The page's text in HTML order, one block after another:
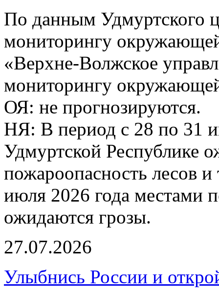
По данным Удмуртского
мониторингу
«Верхне-Волжское
мониторингу
ОЯ: не прогнозируются.
НЯ: В период с 28 по 31
Удмуртской Республике
пожароопасность лесов
июля 2026 года местами
ожидаются грозы.
27.07.2026
Улыбнись России и